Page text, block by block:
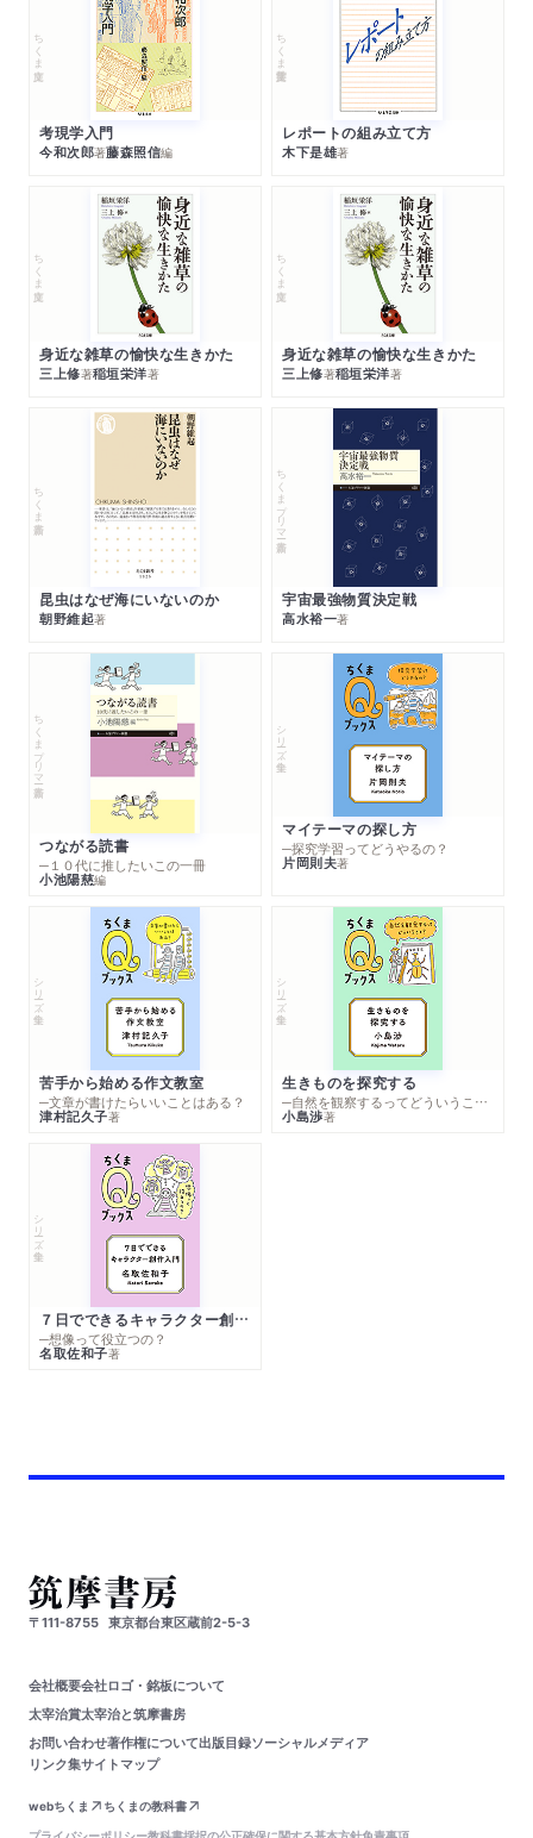
ちくま文庫
考現学入門
今和次郎著藤森照信編
ちくま学芸文庫
レポートの組み立て方
木下是雄著
ちくま文庫
身近な雑草の愉快な生きかた
三上修著稲垣栄洋著
ちくま文庫
身近な雑草の愉快な生きかた
三上修著稲垣栄洋著
ちくま新書
昆虫はなぜ海にいないのか
朝野維起著
ちくまプリマー新書
宇宙最強物質決定戦
高水裕一著
ちくまプリマー新書
つながる読書
─１０代に推したいこの一冊
小池陽慈編
シリーズ・全集
マイテーマの探し方
─探究学習ってどうやるの？
片岡則夫著
シリーズ・全集
苦手から始める作文教室
─文章が書けたらいいことはある？
津村記久子著
シリーズ・全集
生きものを探究する
─自然を観察するってどういうこと？
小島渉著
シリーズ・全集
７日でできるキャラクター創作入門
─想像って役立つの？
名取佐和子著
〒111-8755 東京都台東区蔵前2-5-3
会社概要会社ロゴ・銘板について
太宰治賞太宰治と筑摩書房
お問い合わせ著作権について出版目録ソーシャルメディア
リンク集サイトマップ
webちくま
ちくまの教科書